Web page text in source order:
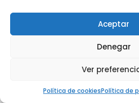
Aceptar
Denegar
Ver
Política de cookiesPolítica de
Beatriz de Torre Barrio – Agresta S.
Morán – Agresta S. Coop., Felipe
Coop., Pablo Ascasibar Allona –
Susana Morais – The Navigator
Atlantis, João Viana – Organização